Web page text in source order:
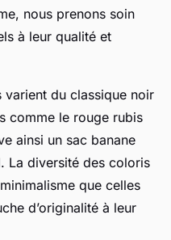
nous prenons soin
à leur qualité et
varient du classique noir
comme le rouge rubis
ainsi un sac banane
La diversité des coloris
que celles
d’originalité à leur